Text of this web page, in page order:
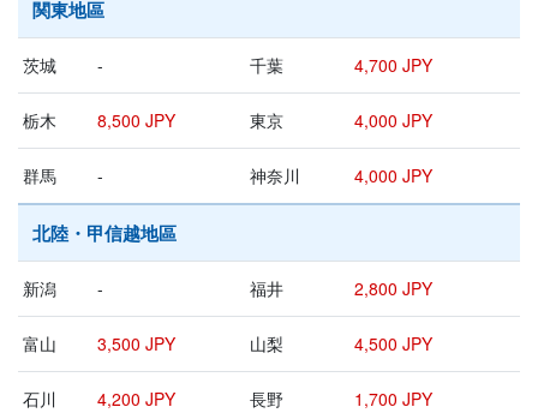
関東地區
茨城 - 千葉 4,700 JPY
栃木 8,500 JPY 東京 4,000 JPY
群馬 - 神奈川 4,000 JPY
北陸・甲信越地區
新潟 - 福井 2,800 JPY
富山 3,500 JPY 山梨 4,500 JPY
石川 4,200 JPY 長野 1,700 JPY